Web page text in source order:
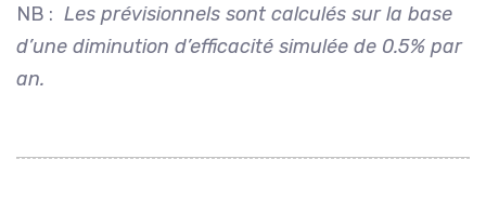
NB : Les prévisionnels sont calculés sur la base
d’une diminution d’efficacité simulée de 0.5% par
an.